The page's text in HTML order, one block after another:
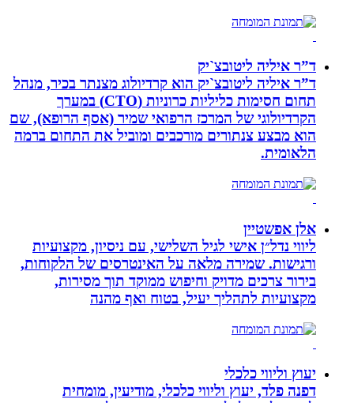
ד”ר איליה ליטובצ`יק
ד”ר איליה ליטובצ`יק הוא קרדיולוג מצנתר בכיר, מנהל
תחום חסימות כליליות כרוניות (CTO) במערך
הקרדיולוגי של המרכז הרפואי שמיר (אסף הרופא), שם
הוא מבצע צנתורים מורכבים ומוביל את התחום ברמה
הלאומית.
אלן אפשטיין
ליווי נדל״ן אישי לגיל השלישי, עם ניסיון, מקצועיות
ורגישות. שמירה מלאה על האינטרסים של הלקוחות,
בירור צרכים מדויק וחיפוש ממוקד תוך מסירות,
מקצועיות לתהליך יעיל, בטוח ואף מהנה
יעוץ וליווי כלכלי
דפנה פלד, יעוץ וליווי כלכלי, מודיעין, מומחית